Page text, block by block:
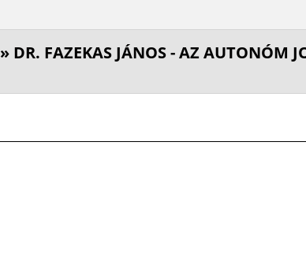
» DR. FAZEKAS JÁNOS - AZ AUTONÓM